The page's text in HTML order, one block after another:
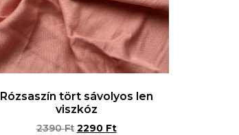
Rózsaszín tört sávolyos len
viszkóz
2390Ft 2290 Ft